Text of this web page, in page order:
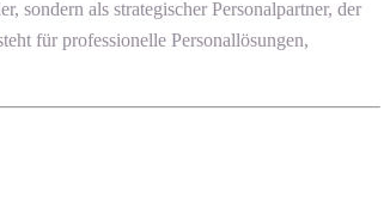
als strategischer Personalpartner, der
für professionelle Personallösungen,